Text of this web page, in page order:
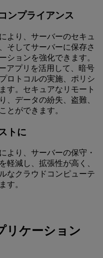
ンプライアンス
より、サーバーのセキュ
そしてサーバーに保存さ
ションを強化できます。
アプリを活用して、暗号
ロトコルの実施、ポリシ
す。セキュアなリモート
、データの紛失、盗難、
とができます。
トに
より、サーバーの保守・
軽減し、拡張性が高く、
なクラウドコンピューテ
す。
リケーション